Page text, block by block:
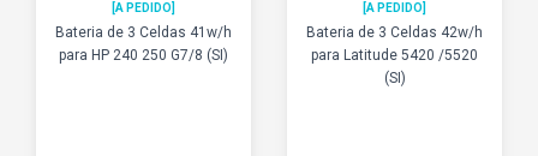
[A PEDIDO]
Bateria de 3 Celdas 41w/h
para HP 240 250 G7/8 (SI)
[A PEDIDO]
Bateria de 3 Celdas 42w/h
para Latitude 5420 /5520
(SI)